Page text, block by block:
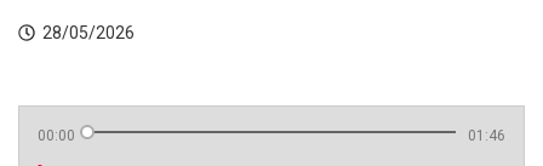
28/05/2026
00:00 01:46